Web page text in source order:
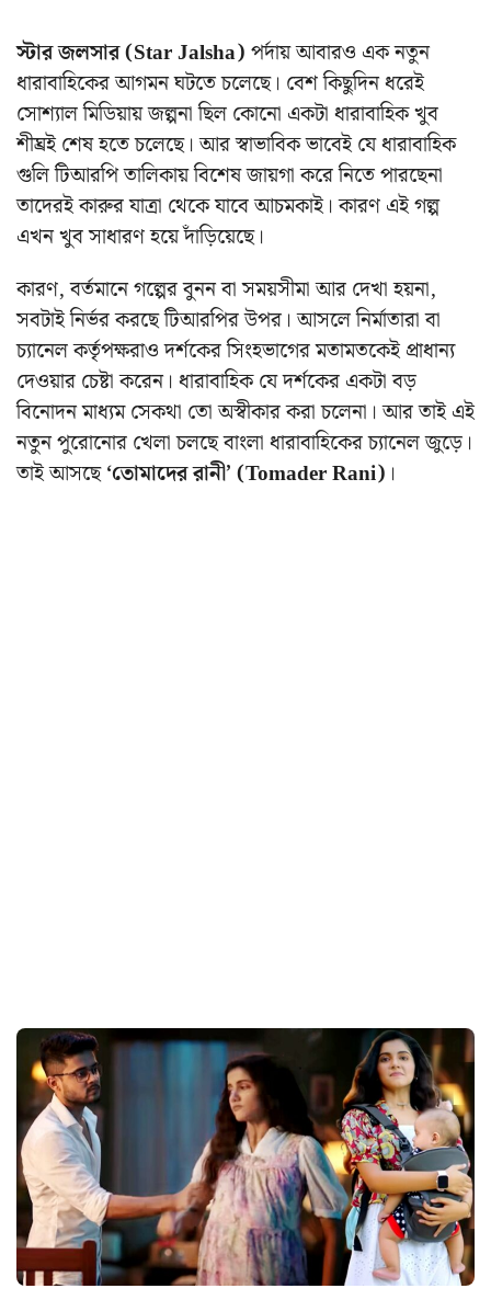
স্টার জলসার (Star Jalsha)পর্দায় আবারও এক নতুন
ধারাবাহিকের আগমন ঘটতে চলেছে। বেশ কিছুদিন ধরেই
সোশ্যাল মিডিয়ায় জল্পনা ছিল কোনো একটা ধারাবাহিক খুব
শীঘ্রই শেষ হতে চলেছে। আর স্বাভাবিক ভাবেই যে ধারাবাহিক
গুলি টিআরপি তালিকায় বিশেষ জায়গা করে নিতে পারছেনা
তাদেরই কারুর যাত্রা থেকে যাবে আচমকাই। কারণ এই গল্প
এখন খুব সাধারণ হয়ে দাঁড়িয়েছে।
কারণ, বর্তমানে গল্পের বুনন বা সময়সীমা আর দেখা হয়না,
সবটাই নির্ভর করছে টিআরপির উপর। আসলে নির্মাতারা বা
চ্যানেল কর্তৃপক্ষরাও দর্শকের সিংহভাগের মতামতকেই প্রাধান্য
দেওয়ার চেষ্টা করেন। ধারাবাহিক যে দর্শকের একটা বড়
বিনোদন মাধ্যম সেকথা তো অস্বীকার করা চলেনা। আর তাই এই
নতুন পুরোনোর খেলা চলছে বাংলা ধারাবাহিকের চ্যানেল জুড়ে।
তাই আসছে‘তোমাদের রানী’ (Tomader Rani) ।